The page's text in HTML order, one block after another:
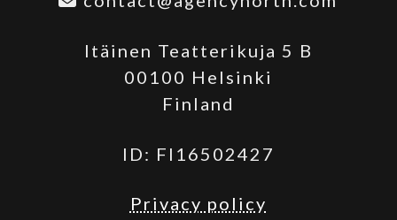
Itäinen Teatterikuja 5 B
00100 Helsinki
Finland
ID: FI16502427
Privacy policy